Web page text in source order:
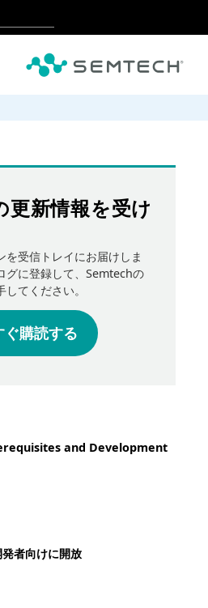
更新情報を受け
を受信トレイにお届けしま
グに登録して、Semtechの
てください。
ぐ購読する
and Development
者向けに開放